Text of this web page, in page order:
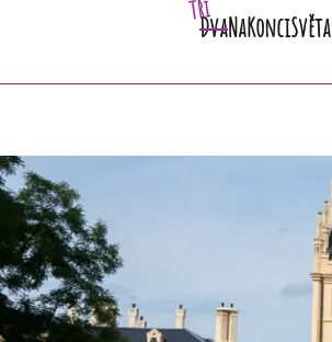
Dva
Tři
NaKonciSvěta